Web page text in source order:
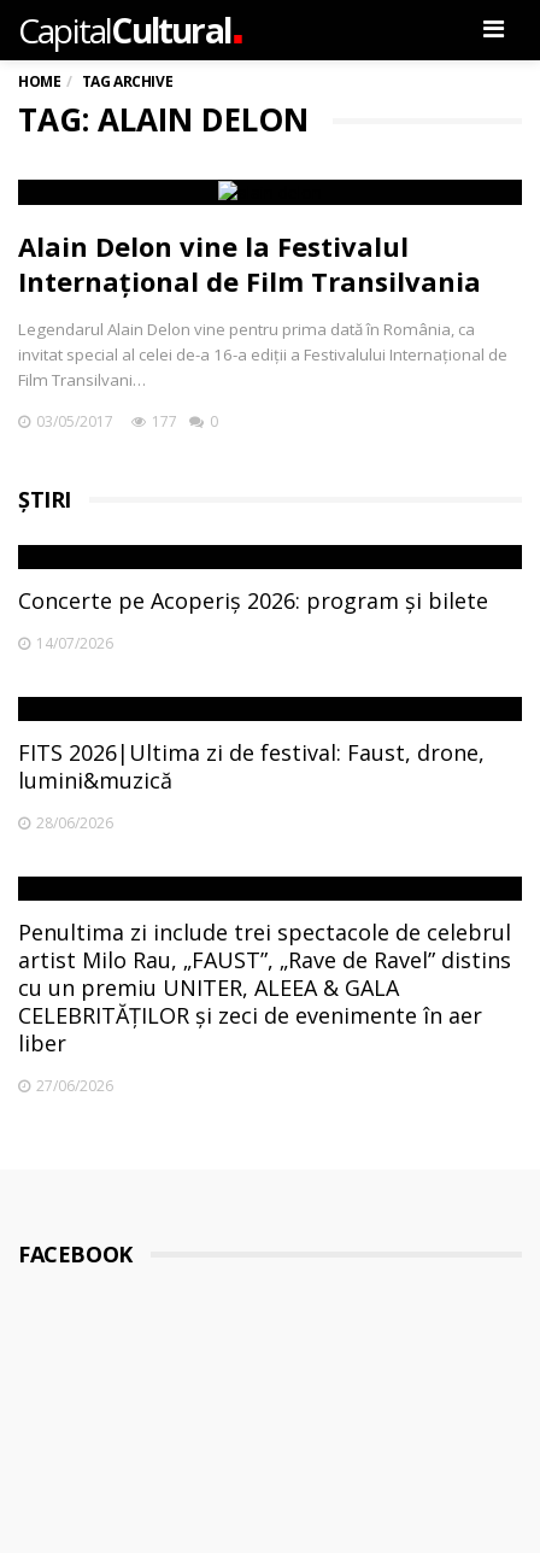
CapitalCultural
HOME TAG ARCHIVE
TAG: ALAIN DELON
Alain Delon vine la Festivalul
Internațional de Film Transilvania
Legendarul Alain Delon vine pentru prima dată în România, ca
invitat special al celei de-a 16-a ediții a Festivalului Internațional de
Film Transilvani…
03/05/2017 177 0
ȘTIRI
Concerte pe Acoperiș 2026: program și bilete
14/07/2026
FITS 2026|Ultima zi de festival: Faust, drone,
lumini&muzică
28/06/2026
Penultima zi include trei spectacole de celebrul
artist Milo Rau, „FAUST”, „Rave de Ravel” distins
cu un premiu UNITER, ALEEA & GALA
CELEBRITĂȚILOR și zeci de evenimente în aer
liber
27/06/2026
FACEBOOK